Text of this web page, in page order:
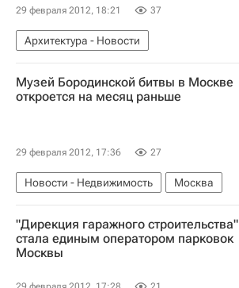
29 февраля 2012, 18:21 37
Архитектура - Новости
Новости - Недвижимость
Москва
Архнадзор
Москомнаследие
Музей Бородинской битвы в Москве
откроется на месяц раньше
29 февраля 2012, 17:36 27
Новости - Недвижимость
Москва
Реконструкция
Музеи Россия
"Дирекция гаражного строительства"
стала единым оператором парковок
Москвы